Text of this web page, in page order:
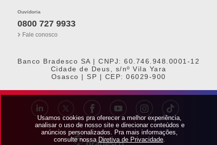
Usamos cookies pra oferecer a melhor experiência,
analisar o uso de nosso site e direcionar conteúdos e
anúncios personalizados. Pra mais informações,
consulte nossa Diretiva de Privacidade.
Ouvidoria
0800 727 9933
Fale conosco
Banco Bradesco SA | CNPJ: 60.746.948.0001-12
Cidade de Deus, s/nº Vila Yara
Osasco | SP | CEP: 06029-900